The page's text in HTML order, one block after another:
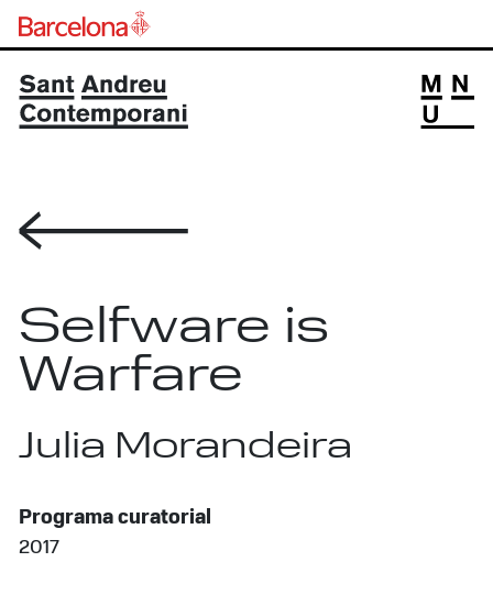
Selfware is
Warfare
Julia Morandeira
Programa curatorial
2017